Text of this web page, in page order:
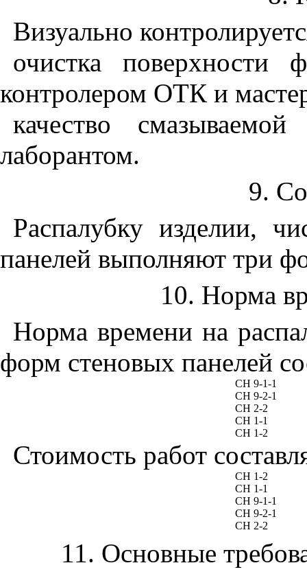
Визуально
очистка
контролером ОТК и
качество
лаборантом.
9.
Распалубку изделии,
панелей выполняют три
10. Норма
Норма времени на
форм стеновых панелей
СН 9-1-1
СН 9-2-1
CH 2-2
СН 1-1
СН 1-2
Стоимость работ
СН 1-2
CH 1-1
СН 9-1-1
СН 9-2-1
СН 2-2
11. Основные